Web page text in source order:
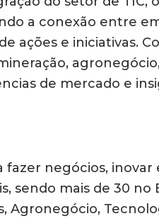
a conexão entre
ações e iniciativas.
de mercado e
negócios, inovar
sendo mais de 30 no
Agronegócio,